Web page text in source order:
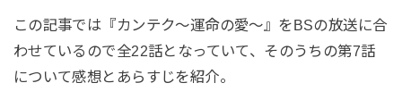
この記事では『カンテク～運命の愛～』をBSの放送に合
わせているので全22話となっていて、そのうちの第7話
について感想とあらすじを紹介。